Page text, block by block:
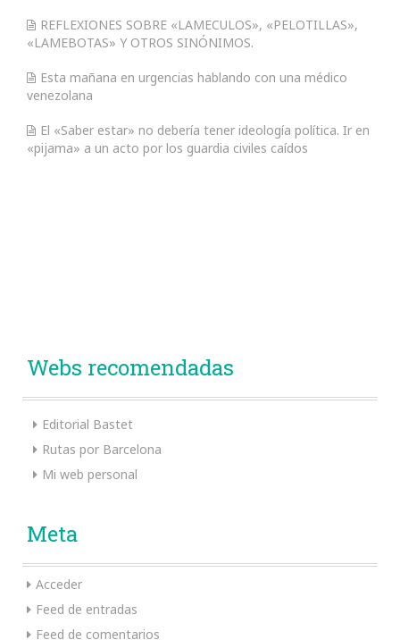
REFLEXIONES SOBRE «LAMECULOS», «PELOTILLAS»,
«LAMEBOTAS» Y OTROS SINÓNIMOS.
Esta mañana en urgencias hablando con una médico
venezolana
El «Saber estar» no debería tener ideología política. Ir en
«pijama» a un acto por los guardia civiles caídos
Webs recomendadas
Editorial Bastet
Rutas por Barcelona
Mi web personal
Meta
Acceder
Feed de entradas
Feed de comentarios